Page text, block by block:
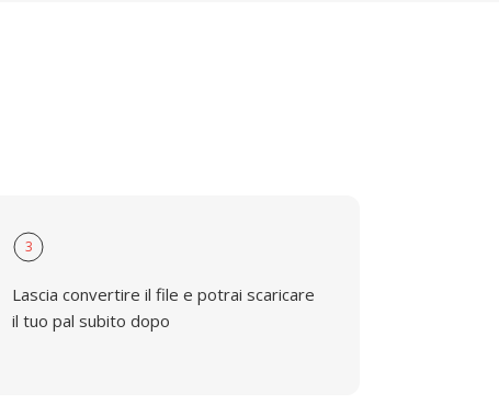
3
Lascia convertire il file e potrai scaricare
il tuo pal subito dopo